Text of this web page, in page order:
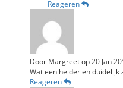
Reageren
Door Margreetop20 Jan
Wat een helder en duidelijk
Reageren